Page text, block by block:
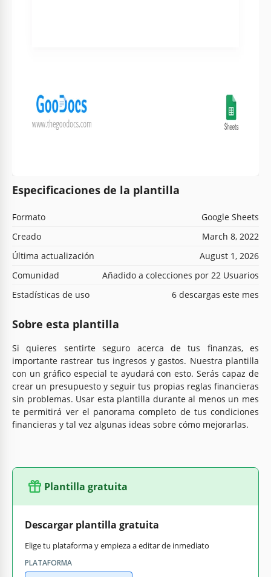
Especificaciones de la plantilla
Formato
Google Sheets
Creado
March 8, 2022
Última actualización
August 1, 2026
Comunidad
Añadido a colecciones por 22 Usuarios
Estadísticas de uso
6 descargas este mes
Sobre esta plantilla
Si quieres sentirte seguro acerca de tus finanzas, es
importante rastrear tus ingresos y gastos. Nuestra plantilla
con un gráfico especial te ayudará con esto. Serás capaz de
crear un presupuesto y seguir tus propias reglas financieras
sin problemas. Usar esta plantilla durante al menos un mes
te permitirá ver el panorama completo de tus condiciones
financieras y tal vez algunas ideas sobre cómo mejorarlas.
Plantilla gratuita
Descargar plantilla gratuita
Elige tu plataforma y empieza a editar de inmediato
PLATAFORMA